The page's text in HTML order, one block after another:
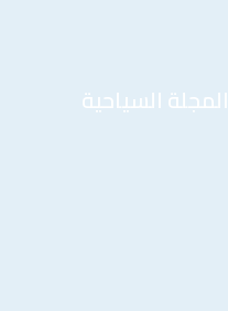
المجلة السياحية